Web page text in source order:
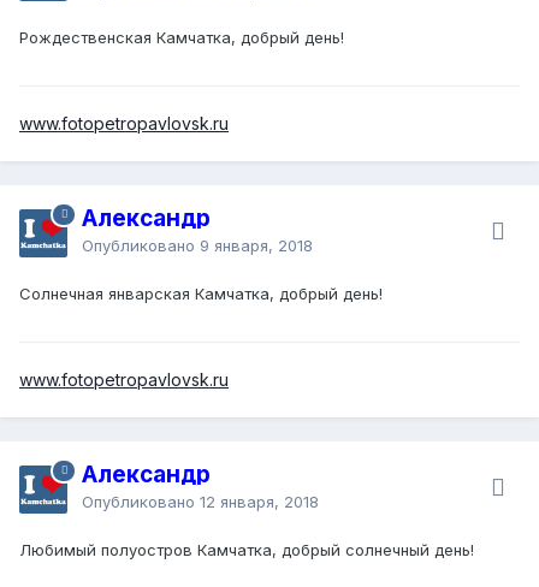
Рождественская Камчатка, добрый день!
www.fotopetropavlovsk.ru
Александр
Опубликовано 9 января, 2018
Солнечная январская Камчатка, добрый день!
www.fotopetropavlovsk.ru
Александр
Опубликовано 12 января, 2018
Любимый полуостров Камчатка, добрый солнечный день!